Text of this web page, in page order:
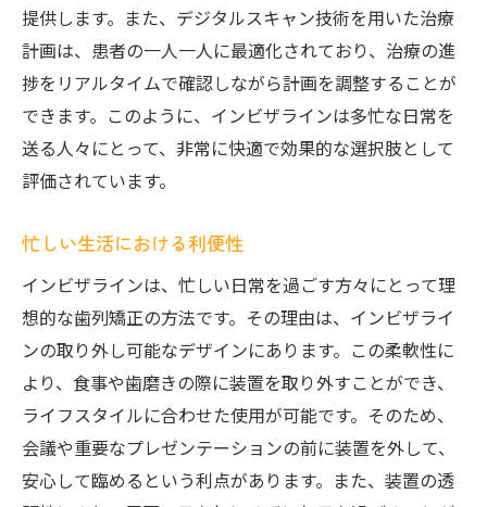
提供します。また、デジタルスキャン技術を用いた治療
計画は、患者の一人一人に最適化されており、治療の進
捗をリアルタイムで確認しながら計画を調整することが
できます。このように、インビザラインは多忙な日常を
送る人々にとって、非常に快適で効果的な選択肢として
評価されています。
忙しい生活における利便性
インビザラインは、忙しい日常を過ごす方々にとって理
想的な歯列矯正の方法です。その理由は、インビザライ
ンの取り外し可能なデザインにあります。この柔軟性に
より、食事や歯磨きの際に装置を取り外すことができ、
ライフスタイルに合わせた使用が可能です。そのため、
会議や重要なプレゼンテーションの前に装置を外して、
安心して臨めるという利点があります。また、装置の透